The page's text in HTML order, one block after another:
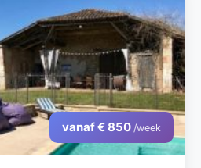
vanaf € 850 /week